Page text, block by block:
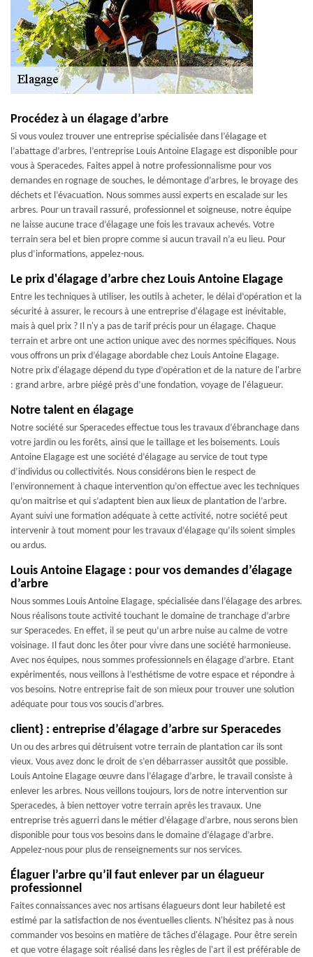
Procédez à un élagage d’arbre
Si vous voulez trouver une entreprise spécialisée dans l’élagage et
l’abattage d’arbres, l’entreprise Louis Antoine Elagage est disponible pour
vous à Speracedes. Faites appel à notre professionnalisme pour vos
demandes en rognage de souches, le démontage d’arbres, le broyage des
déchets et l’évacuation. Nous sommes aussi experts en escalade sur les
arbres. Pour un travail rassuré, professionnel et soigneuse, notre équipe
ne laisse aucune trace d’élagage une fois les travaux achevés. Votre
terrain sera bel et bien propre comme si aucun travail n’a eu lieu. Pour
plus d’informations, appelez-nous.
Le prix d'élagage d’arbre chez Louis Antoine Elagage
Entre les techniques à utiliser, les outils à acheter, le délai d’opération et la
sécurité à assurer, le recours à une entreprise d'élagage est inévitable,
mais à quel prix ? Il n'y a pas de tarif précis pour un élagage. Chaque
terrain et arbre ont une action unique avec des normes spécifiques. Nous
vous offrons un prix d’élagage abordable chez Louis Antoine Elagage.
Notre prix d'élagage dépend du type d’opération et de la nature de l'arbre
: grand arbre, arbre piégé près d’une fondation, voyage de l'élagueur.
Notre talent en élagage
Notre société sur Speracedes effectue tous les travaux d’ébranchage dans
votre jardin ou les forêts, ainsi que le taillage et les boisements. Louis
Antoine Elagage est une société d’élagage au service de tout type
d’individus ou collectivités. Nous considérons bien le respect de
l’environnement à chaque intervention qu’on effectue avec les techniques
qu’on maitrise et qui s’adaptent bien aux lieux de plantation de l’arbre.
Ayant suivi une formation adéquate à cette activité, notre société peut
intervenir à tout moment pour les travaux d’élagage qu’ils soient simples
ou ardus.
Louis Antoine Elagage : pour vos demandes d’élagage
d’arbre
Nous sommes Louis Antoine Elagage, spécialisée dans l’élagage des arbres.
Nous réalisons toute activité touchant le domaine de tranchage d’arbre
sur Speracedes. En effet, il se peut qu’un arbre nuise au calme de votre
voisinage. Il faut donc les ôter pour vivre dans une société harmonieuse.
Avec nos équipes, nous sommes professionnels en élagage d’arbre. Etant
expérimentés, nous veillons à l’esthétisme de votre espace et répondre à
vos besoins. Notre entreprise fait de son mieux pour trouver une solution
adéquate pour tous vos soucis d’arbres.
client} : entreprise d’élagage d’arbre sur Speracedes
Un ou des arbres qui détruisent votre terrain de plantation car ils sont
vieux. Vous avez donc le droit de s’en débarrasser aussitôt que possible.
Louis Antoine Elagage œuvre dans l’élagage d’arbre, le travail consiste à
enlever les arbres. Nous veillons toujours, lors de notre intervention sur
Speracedes, à bien nettoyer votre terrain après les travaux. Une
entreprise très aguerri dans le métier d’élagage d’arbre, nous serons bien
disponible pour tous vos besoins dans le domaine d’élagage d’arbre.
Appelez-nous pour plus de renseignements sur nos services.
Élaguer l’arbre qu’il faut enlever par un élagueur
professionnel
Faites connaissances avec nos artisans élagueurs dont leur habileté est
estimé par la satisfaction de nos éventuelles clients. N'hésitez pas à nous
commander vos besoins en matière de tâches d'élagage. Pour être serein
et que votre élagage soit réalisé dans les règles de l'art il est préférable de